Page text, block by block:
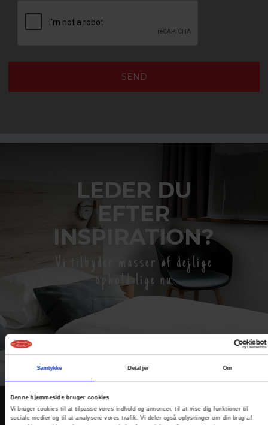
Samtykke Detaljer Om
Denne hjemmeside bruger cookies
Vi bruger cookies til at tilpasse vores indhold og annoncer, til at vise dig funktioner til
sociale medier og til at analysere vores trafik. Vi deler også oplysninger om din brug af
LEDER DU
EFTER
INSPIRATION?
Vi tilbyder masser af dejlige
ophold lige nu
Se mere her